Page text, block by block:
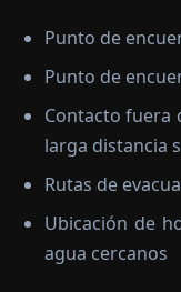
Punto de
Punto de
Contacto fuera
larga distancia
Rutas de
Ubicación de
agua cercanos